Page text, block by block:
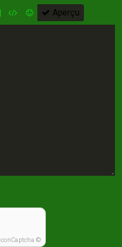
Aperçu
IconCaptcha ©